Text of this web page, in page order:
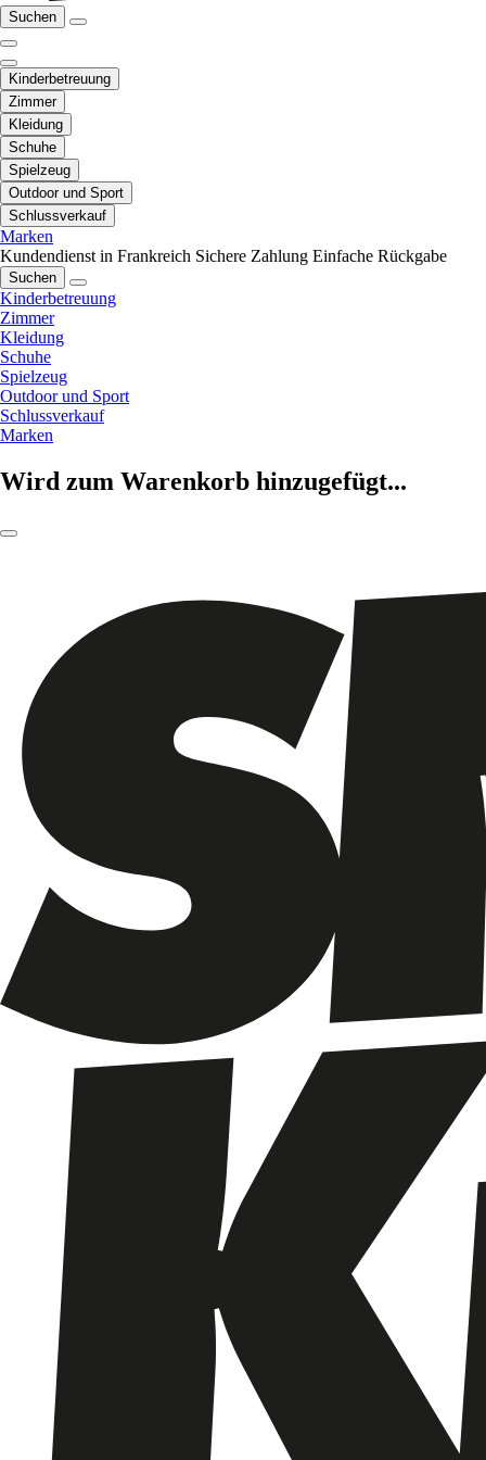
Suchen
Kinderbetreuung
Zimmer
Kleidung
Schuhe
Spielzeug
Outdoor und Sport
Schlussverkauf
Marken
Kundendienst in Frankreich Sichere Zahlung Einfache Rückgabe
Suchen
Kinderbetreuung
Zimmer
Kleidung
Schuhe
Spielzeug
Outdoor und Sport
Schlussverkauf
Marken
Wird zum Warenkorb hinzugefügt...